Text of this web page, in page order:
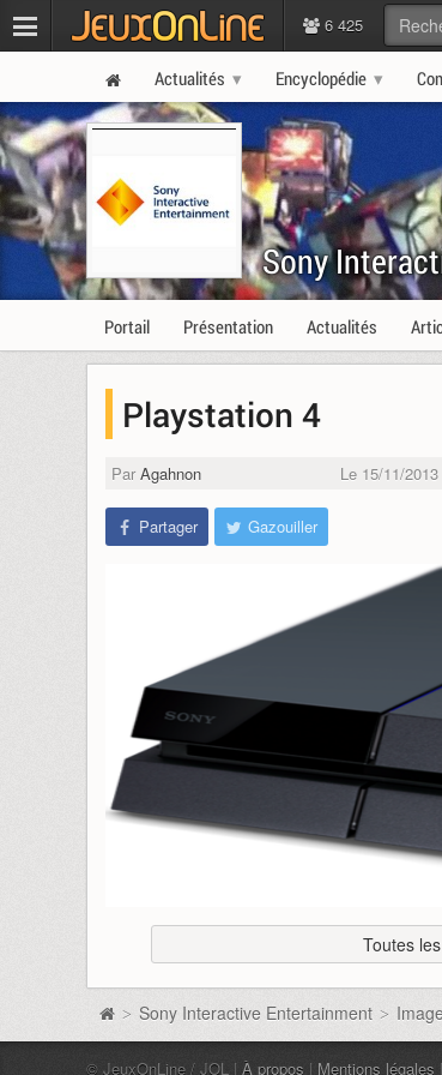
6 425
Actualités Encyclopédie
Sony
Portail Présentation Actualités
Playstation 4
Par Agahnon Le 15/11/
Partager Gazouiller
Toutes
> Sony Interactive Entertainment >
© JeuxOnLine / JOL | À propos | Mentions légales |